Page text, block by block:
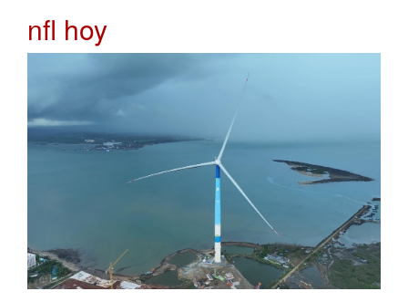
nfl hoy